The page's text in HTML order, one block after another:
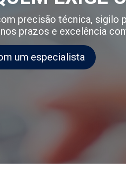
precisão técnica, sigilo
prazos e excelência
um especialista